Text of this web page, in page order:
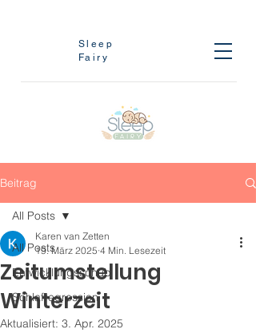
Sleep
Fairy
Beitrag
All Posts
Entwicklungsschub
Schlafregression
All Posts
Zeitumstellung
Winterzeit
Karen van Zetten
19. März 2025 4 Min. Lesezeit
Aktualisiert: 3. Apr. 2025